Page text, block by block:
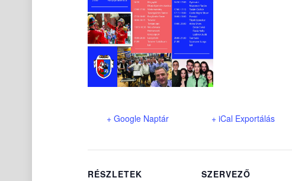
+ Google Naptár + iCal Exportálás
RÉSZLETEK
SZERVEZŐ